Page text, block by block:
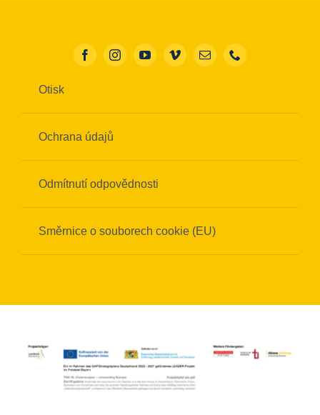
Otisk
Ochrana údajů
Odmítnutí odpovědnosti
Směrnice o souborech cookie (EU)